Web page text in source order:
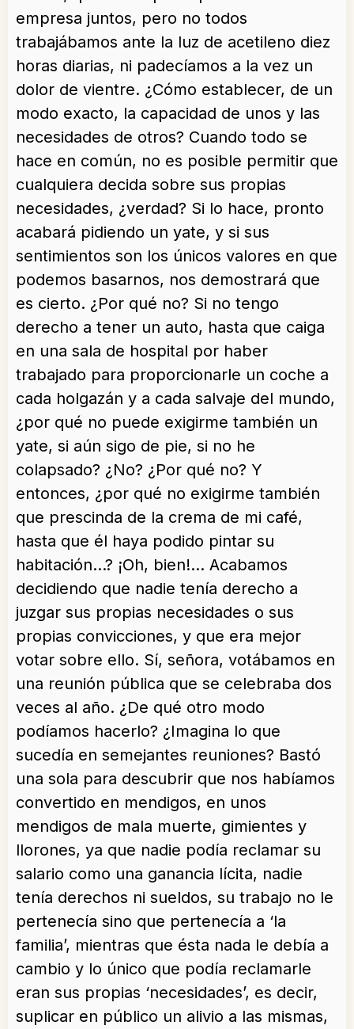
empresa juntos, pero no todos
trabajábamos ante la luz de acetileno diez
horas diarias, ni padecíamos a la vez un
dolor de vientre. ¿Cómo establecer, de un
modo exacto, la capacidad de unos y las
necesidades de otros? Cuando todo se
hace en común, no es posible permitir que
cualquiera decida sobre sus propias
necesidades, ¿verdad? Si lo hace, pronto
acabará pidiendo un yate, y si sus
sentimientos son los únicos valores en que
podemos basarnos, nos demostrará que
es cierto. ¿Por qué no? Si no tengo
derecho a tener un auto, hasta que caiga
en una sala de hospital por haber
trabajado para proporcionarle un coche a
cada holgazán y a cada salvaje del mundo,
¿por qué no puede exigirme también un
yate, si aún sigo de pie, si no he
colapsado? ¿No? ¿Por qué no? Y
entonces, ¿por qué no exigirme también
que prescinda de la crema de mi café,
hasta que él haya podido pintar su
habitación…? ¡Oh, bien!… Acabamos
decidiendo que nadie tenía derecho a
juzgar sus propias necesidades o sus
propias convicciones, y que era mejor
votar sobre ello. Sí, señora, votábamos en
una reunión pública que se celebraba dos
veces al año. ¿De qué otro modo
podíamos hacerlo? ¿Imagina lo que
sucedía en semejantes reuniones? Bastó
una sola para descubrir que nos habíamos
convertido en mendigos, en unos
mendigos de mala muerte, gimientes y
llorones, ya que nadie podía reclamar su
salario como una ganancia lícita, nadie
tenía derechos ni sueldos, su trabajo no le
pertenecía sino que pertenecía a ‘la
familia’, mientras que ésta nada le debía a
cambio y lo único que podía reclamarle
eran sus propias ‘necesidades’, es decir,
suplicar en público un alivio a las mismas,